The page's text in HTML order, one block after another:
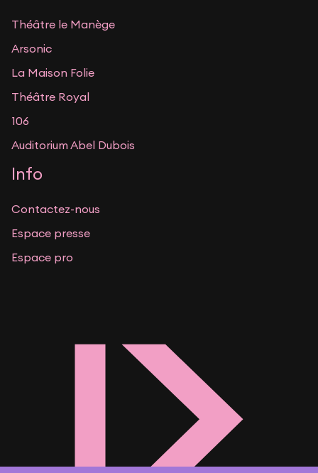
Théâtre le Manège
Arsonic
La Maison Folie
Théâtre Royal
106
Auditorium Abel Dubois
Info
Contactez-nous
Espace presse
Espace pro